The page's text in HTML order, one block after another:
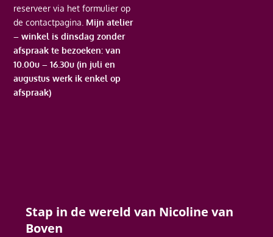
reserveer via het formulier op
de contactpagina. Mijn atelier
– winkel is dinsdag zonder
afspraak te bezoeken: van
10.00u – 16.30u (in juli en
augustus werk ik enkel op
afspraak)
Stap in de wereld van Nicoline van
Boven